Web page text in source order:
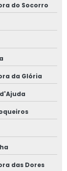
do Socorro
da Glória
das Dores